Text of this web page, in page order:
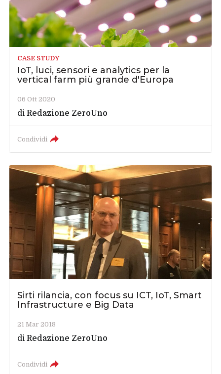
CASE STUDY
IoT, luci, sensori e analytics per la
vertical farm più grande d'Europa
06 Ott 2020
diRedazione ZeroUno
Condividi
Sirti rilancia, con focus su ICT, IoT, Smart
Infrastructure e Big Data
21 Mar 2018
diRedazione ZeroUno
Condividi